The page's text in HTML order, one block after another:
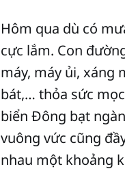
Hôm qua dù có
cực lắm. Con
máy, máy ủi, xáng
bát,… thỏa sức
biển Đông bạt
vuông vức cũng
nhau một khoảng